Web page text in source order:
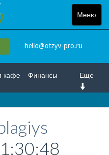
Меню
Toggle
hello@otzyv-pro.ru
Еще
кафе Финансы
Транспорт
учреждения